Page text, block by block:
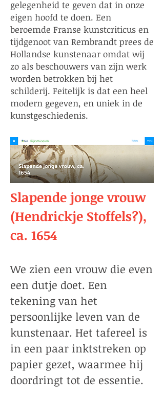
gelegenheid te geven dat in onze
eigen hoofd te doen. Een
beroemde Franse kunstcriticus en
tijdgenoot van Rembrandt prees de
Hollandse kunstenaar omdat wij
zo als beschouwers van zijn werk
worden betrokken bij het
schilderij. Feitelijk is dat een heel
modern gegeven, en uniek in de
kunstgeschiedenis.
Slapende jonge vrouw
(Hendrickje Stoffels?),
ca. 1654
We zien een vrouw die even
een dutje doet. Een
tekening van het
persoonlijke leven van de
kunstenaar. Het tafereel is
in een paar inktstreken op
papier gezet, waarmee hij
doordringt tot de essentie.